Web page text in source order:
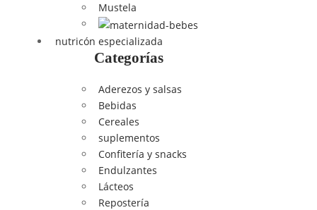
Mustela
nutricón especializada
Categorías
Aderezos y salsas
Bebidas
Cereales
suplementos
Confitería y snacks
Endulzantes
Lácteos
Repostería